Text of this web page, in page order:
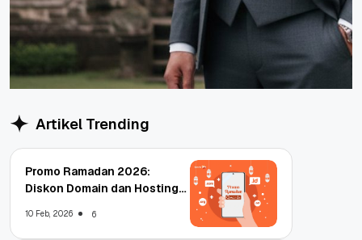
Artikel Trending
Promo Ramadan 2026:
Diskon Domain dan Hosting
10 Feb, 2026 6